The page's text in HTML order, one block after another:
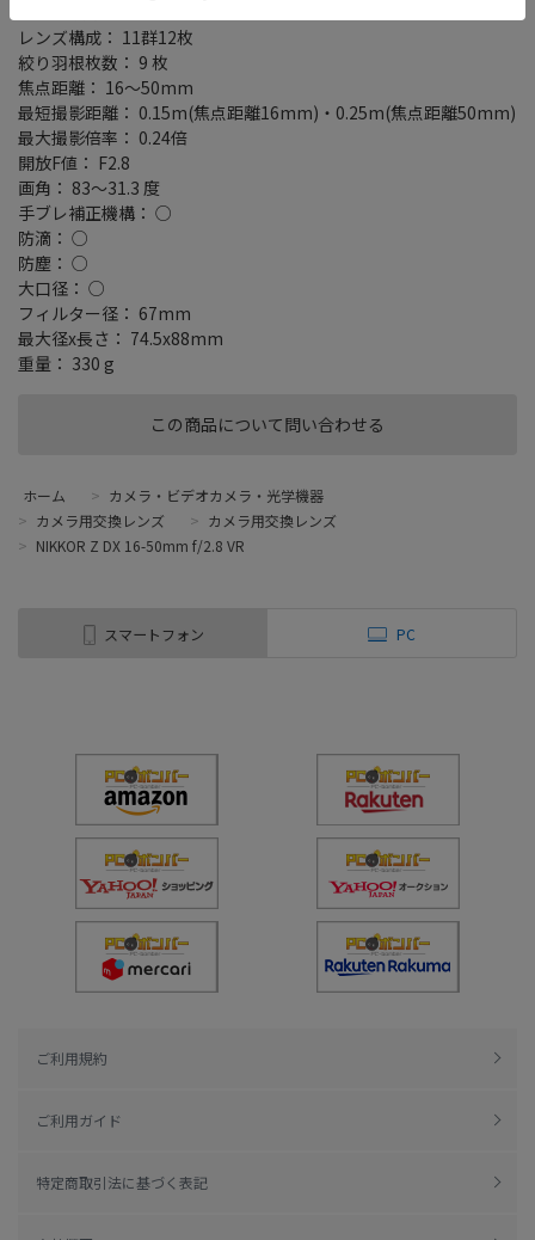
この商品について問い合わせる
レンズ構成： 11群12枚
絞り羽根枚数： 9 枚
焦点距離： 16～50mm
最短撮影距離： 0.15m(焦点距離16mm)・0.25m(焦点距離50mm)
最大撮影倍率： 0.24倍
開放F値： F2.8
画角： 83～31.3 度
手ブレ補正機構： ○
防滴： ○
防塵： ○
大口径： ○
フィルター径： 67mm
最大径x長さ： 74.5x88mm
重量： 330 g
ホーム > カメラ・ビデオカメラ・光学機器
> カメラ用交換レンズ > カメラ用交換レンズ
> NIKKOR Z DX 16-50mm f/2.8 VR
スマートフォン PC
ご利用規約
ご利用ガイド
特定商取引法に基づく表記